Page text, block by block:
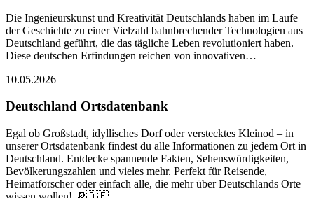
Die Ingenieurskunst und Kreativität Deutschlands haben im Laufe
der Geschichte zu einer Vielzahl bahnbrechender Technologien aus
Deutschland geführt, die das tägliche Leben revolutioniert haben.
Diese deutschen Erfindungen reichen von innovativen…
10.05.2026
Deutschland Ortsdatenbank
Egal ob Großstadt, idyllisches Dorf oder verstecktes Kleinod – in
unserer Ortsdatenbank findest du alle Informationen zu jedem Ort in
Deutschland. Entdecke spannende Fakten, Sehenswürdigkeiten,
Bevölkerungszahlen und vieles mehr. Perfekt für Reisende,
Heimatforscher oder einfach alle, die mehr über Deutschlands Orte